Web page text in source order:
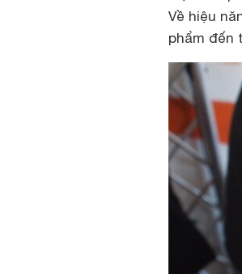
Về hiệu
phẩm đến